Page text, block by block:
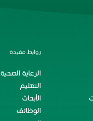
روابط مفيدة
الرعاية الصحية
التعليم
الأبحاث
الوظائف